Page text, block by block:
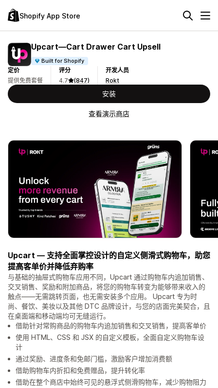
Shopify App Store
Upcart—Cart Drawer Cart Upsell
Built for Shopify
定价
提供免费套餐
评分
4.7
(847)
开发人员
Rokt
安装
查看演示商店
Upcart — 支持全面掌控设计的自定义侧滑式购物车，助您
提高客单价并降低弃购率
与基础的抽屉式购物车应用不同，Upcart 通过购物车内追加销售、
交叉销售、奖励和附加商品，将您的购物车转变为能够带来收入的
触点——无需跳转页面，也无需安装多个应用。 Upcart 专为时
尚、餐饮、美妆以及其他 DTC 品牌设计，与您的店面完美契合，且
在桌面端和移动端均可无缝运行。
借助针对常购商品的购物车内追加销售和交叉销售，提高客单价
使用 HTML、CSS 和 JSX 的自定义模板，全面自定义购物车设
计
通过奖励、进度条和免邮门槛，激励客户增加消费额
借助购物车内折扣和免费赠品，提升转化率
借助在整个商店中始终可见的悬浮式侧滑购物车，减少购物阻力